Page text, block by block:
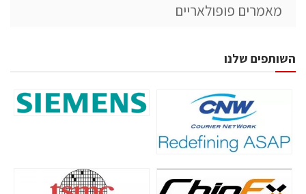
מאמרים פופולאריים
השותפים שלנו